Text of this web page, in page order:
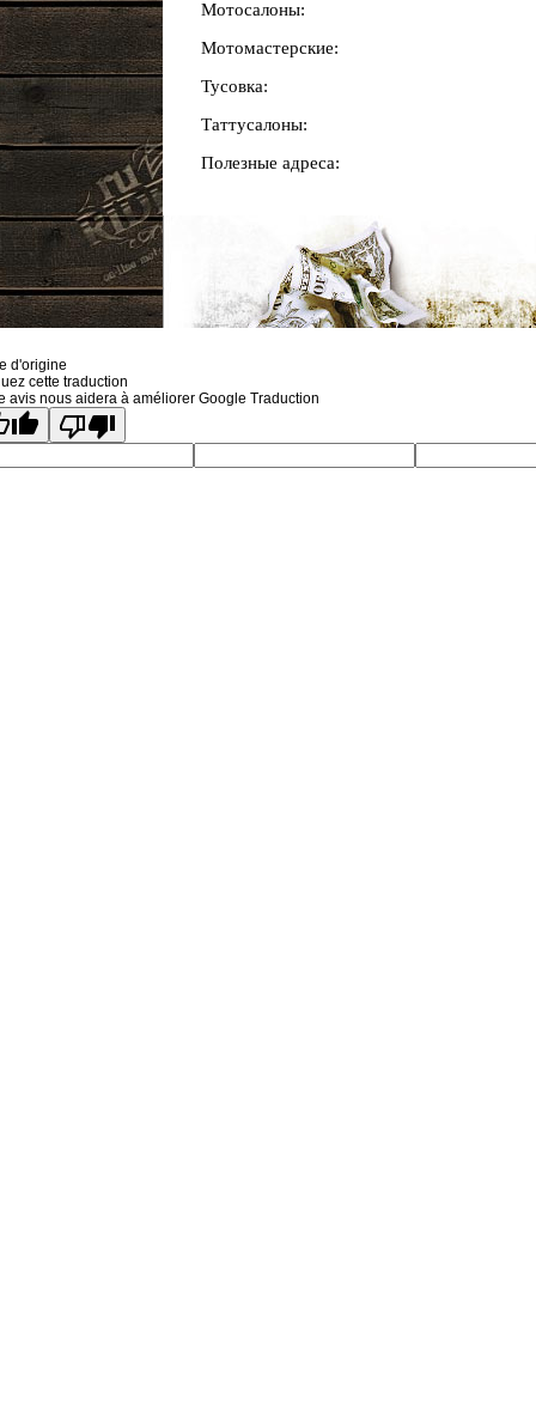
Мотосалоны:
Мотомастерские:
Тусовка:
Таттусалоны:
Полезные адреса:
d'origine
cette traduction
avis nous aidera à améliorer Google Traduction